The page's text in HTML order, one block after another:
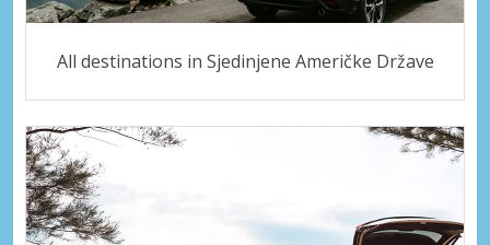
All destinations in Sjedinjene Američke Države